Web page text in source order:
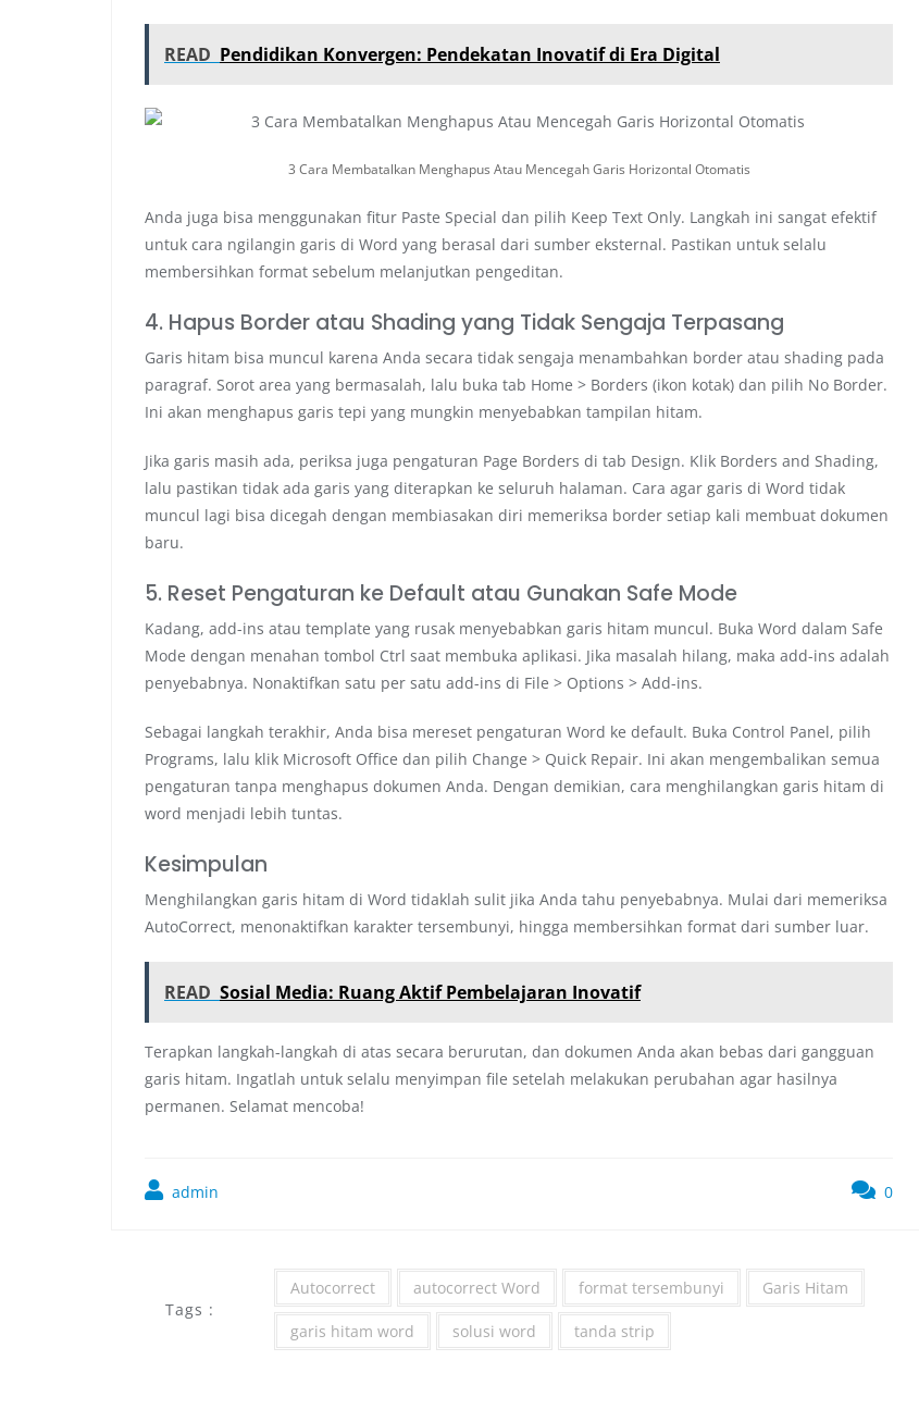
READ Pendidikan Konvergen: Pendekatan Inovatif di Era Digital
3 Cara Membatalkan Menghapus Atau Mencegah Garis Horizontal Otomatis
Anda juga bisa menggunakan fitur Paste Special dan pilih Keep Text Only. Langkah ini sangat efektif
untuk cara ngilangin garis di Word yang berasal dari sumber eksternal. Pastikan untuk selalu
membersihkan format sebelum melanjutkan pengeditan.
4. Hapus Border atau Shading yang Tidak Sengaja Terpasang
Garis hitam bisa muncul karena Anda secara tidak sengaja menambahkan border atau shading pada
paragraf. Sorot area yang bermasalah, lalu buka tab Home > Borders (ikon kotak) dan pilih No Border.
Ini akan menghapus garis tepi yang mungkin menyebabkan tampilan hitam.
Jika garis masih ada, periksa juga pengaturan Page Borders di tab Design. Klik Borders and Shading,
lalu pastikan tidak ada garis yang diterapkan ke seluruh halaman. Cara agar garis di Word tidak
muncul lagi bisa dicegah dengan membiasakan diri memeriksa border setiap kali membuat dokumen
baru.
5. Reset Pengaturan ke Default atau Gunakan Safe Mode
Kadang, add-ins atau template yang rusak menyebabkan garis hitam muncul. Buka Word dalam Safe
Mode dengan menahan tombol Ctrl saat membuka aplikasi. Jika masalah hilang, maka add-ins adalah
penyebabnya. Nonaktifkan satu per satu add-ins di File > Options > Add-ins.
Sebagai langkah terakhir, Anda bisa mereset pengaturan Word ke default. Buka Control Panel, pilih
Programs, lalu klik Microsoft Office dan pilih Change > Quick Repair. Ini akan mengembalikan semua
pengaturan tanpa menghapus dokumen Anda. Dengan demikian, cara menghilangkan garis hitam di
word menjadi lebih tuntas.
Kesimpulan
Menghilangkan garis hitam di Word tidaklah sulit jika Anda tahu penyebabnya. Mulai dari memeriksa
AutoCorrect, menonaktifkan karakter tersembunyi, hingga membersihkan format dari sumber luar.
READ Sosial Media: Ruang Aktif Pembelajaran Inovatif
Terapkan langkah-langkah di atas secara berurutan, dan dokumen Anda akan bebas dari gangguan
garis hitam. Ingatlah untuk selalu menyimpan file setelah melakukan perubahan agar hasilnya
permanen. Selamat mencoba!
admin 0
Tags :
Autocorrect autocorrect Word format tersembunyi Garis Hitam
garis hitam word solusi word tanda strip